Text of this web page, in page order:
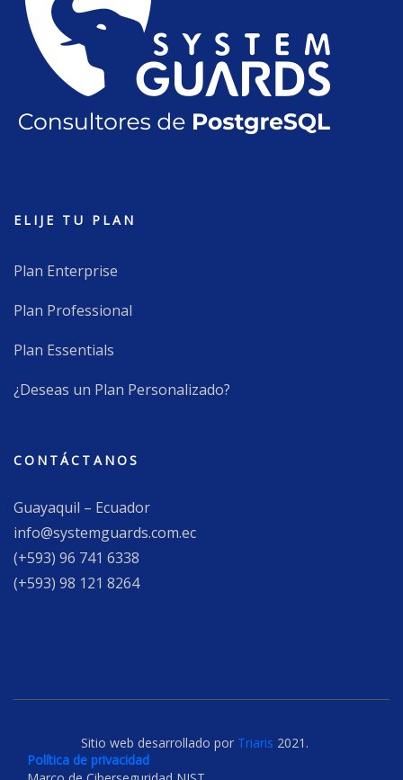
ELIJE TU PLAN
Plan Enterprise
Plan Professional
Plan Essentials
¿Deseas un Plan Personalizado?
CONTÁCTANOS
Guayaquil – Ecuador
info@systemguards.com.ec
(+593) 96 741 6338
(+593) 98 121 8264
Sitio web desarrollado por Triaris 2021.
Política de privacidad